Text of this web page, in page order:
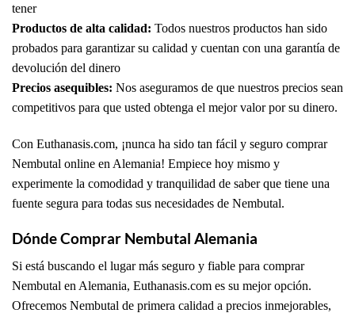
tener
Productos de alta calidad: Todos nuestros productos han sido
probados para garantizar su calidad y cuentan con una garantía de
devolución del dinero
Precios asequibles: Nos aseguramos de que nuestros precios sean
competitivos para que usted obtenga el mejor valor por su dinero.
Con Euthanasis.com, ¡nunca ha sido tan fácil y seguro comprar
Nembutal online en Alemania! Empiece hoy mismo y
experimente la comodidad y tranquilidad de saber que tiene una
fuente segura para todas sus necesidades de Nembutal.
Dónde Comprar Nembutal Alemania
Si está buscando el lugar más seguro y fiable para comprar
Nembutal en Alemania, Euthanasis.com es su mejor opción.
Ofrecemos Nembutal de primera calidad a precios inmejorables,